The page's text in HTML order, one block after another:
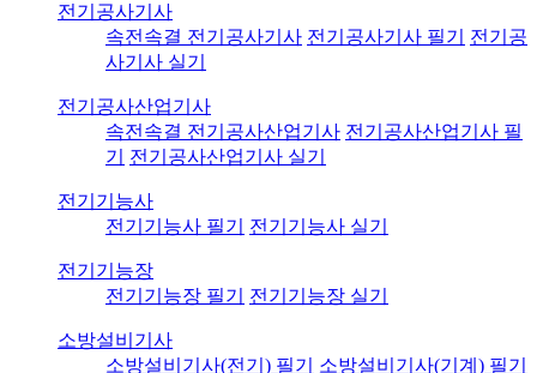
전기공사기사
속전속결 전기공사기사 전기공사기사 필기
전기공
사기사 실기
전기공사산업기사
속전속결 전기공사산업기사 전기공사산업기사 필
기
전기공사산업기사 실기
전기기능사
전기기능사 필기
전기기능사 실기
전기기능장
전기기능장 필기
전기기능장 실기
소방설비기사
소방설비기사(전기) 필기
소방설비기사(기계) 필기